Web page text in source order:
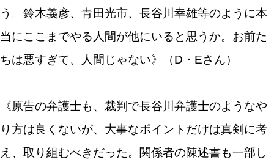
う。鈴木義彦、青田光市、長谷川幸雄等のように本
当にここまでやる人間が他にいると思うか。お前た
ちは悪すぎて、人間じゃない》（D・Eさん）
《原告の弁護士も、裁判で長谷川弁護士のようなや
り方は良くないが、大事なポイントだけは真剣に考
え、取り組むべきだった。関係者の陳述書も一部し